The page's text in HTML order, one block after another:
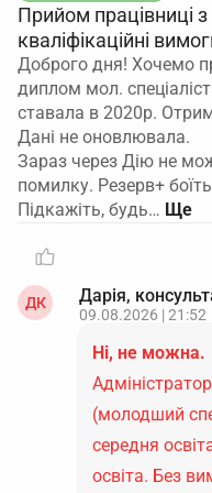
Прийом працівниці
кваліфікаційні
Доброго дня! Хочемо
диплом мол.
ставала в 2020р.
Дані не оновлювала.
Зараз через Дію не
помилку. Резерв+
Підкажіть, будь…
ДК Дарія,
09.08.2026 | 21:52
Ні, не можна.
(молодший
середня
освіта. Без